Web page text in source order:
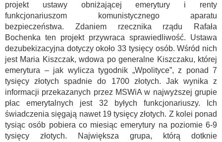
projekt ustawy obniżającej emerytury i renty
funkcjonariuszom komunistycznego aparatu
bezpieczeństwa. Zdaniem rzecznika rządu Rafała
Bochenka ten projekt przywraca sprawiedliwość. Ustawa
dezubekizacyjna dotyczy około 33 tysięcy osób. Wśród nich
jest Maria Kiszczak, wdowa po generalne Kiszczaku, której
emerytura – jak wylicza tygodnik „Wpolityce”, z ponad 7
tysięcy złotych spadnie do 1700 złotych. Jak wynika z
informacji przekazanych przez MSWiA w najwyższej grupie
płac emerytalnych jest 32 byłych funkcjonariuszy. Ich
świadczenia sięgają nawet 19 tysięcy złotych. Z kolei ponad
tysiąc osób pobiera co miesiąc emerytury na poziomie 6-9
tysięcy złotych. Największa grupa, którą dotknie